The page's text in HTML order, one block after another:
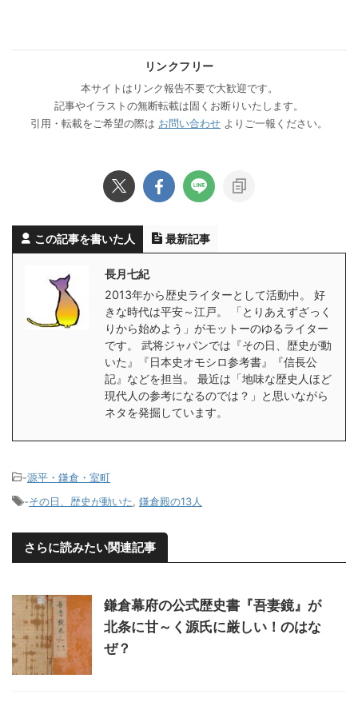
リンクフリー
本サイトはリンク報告不要で大歓迎です。
記事やイラストの無断転載は固くお断りいたします。
引用・転載をご希望の際は お問い合わせ よりご一報ください。
この記事を書いた人 最新記事
長月七紀
2013年から歴史ライターとして活動中。 好
きな時代は平安～江戸。 「とりあえずざっく
りから始めよう」がモットーのゆるライター
です。 武将ジャパンでは『その日、歴史が動
いた』『日本史オモシロ参考書』『信長公
記』などを担当。 最近は「地味な歴史人ほど
現代人の参考になるのでは？」と思いながら
ネタを発掘しています。
-源平・鎌倉・室町
-その日、歴史が動いた 鎌倉殿の13人
さらに読みたい関連記事
鎌倉幕府の公式歴史書『吾妻鏡』が
北条に甘～く源氏に厳しい！のはな
ぜ？